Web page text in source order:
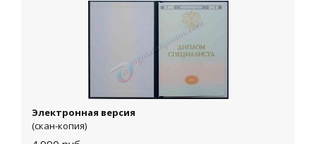
Электронная версия
(скан-копия)